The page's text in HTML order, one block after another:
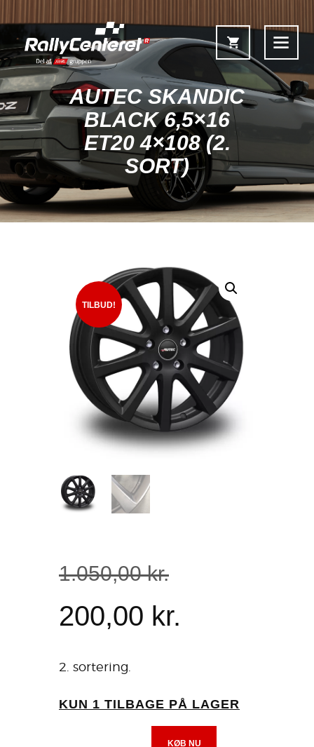
AUTEC SKANDIC
BLACK 6,5×16
ET20 4×108 (2.
SORT)
Forside
Shop
Fælgoversigt
Fælgkonfigurator
TILBUD!
1.050,00 kr.
200,00 kr.
2. sortering.
KUN 1 TILBAGE PÅ LAGER
KØB NU